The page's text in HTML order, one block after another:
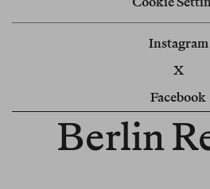
Instagram
X
Facebook
Berlin